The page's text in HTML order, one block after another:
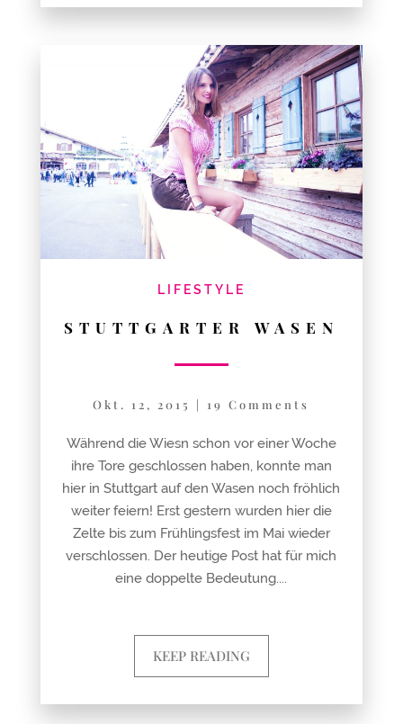
LIFESTYLE
STUTTGARTER WASEN
Okt. 12, 2015 19 Comments
Während die Wiesn schon vor einer Woche
ihre Tore geschlossen haben, konnte man
hier in Stuttgart auf den Wasen noch fröhlich
weiter feiern! Erst gestern wurden hier die
Zelte bis zum Frühlingsfest im Mai wieder
verschlossen. Der heutige Post hat für mich
eine doppelte Bedeutung....
KEEP READING